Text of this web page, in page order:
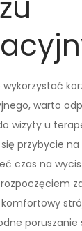
warto
wizyty u
przybycie
czas na
poruszanie